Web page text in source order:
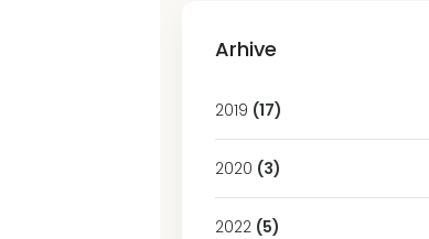
Arhive
2019 (17)
2020 (3)
2022 (5)